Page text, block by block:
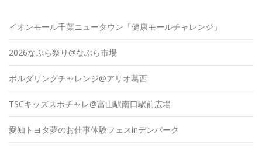
イオンモール千葉ニュータウン「健康モールチャレンジ」
2026なぶら祭り@なぶら市場
ボルダリングチャレンジ@アリオ葛西
TSCキッズスポチャレ@富山駅南口駅前広場
愛知トヨタ夢のお仕事体験フェスinデンパーク